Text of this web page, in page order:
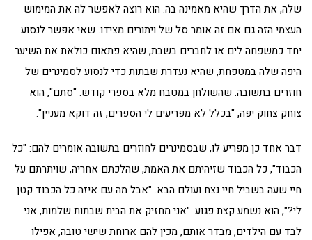
שלה, את הדרך שהיא מאמינה בה. הוא רוצה לאפשר לה את המימוש
העצמי הזה גם אם זה אומר סל של ויתורים מצידו. שאי אפשר לנסוע
יחד כמשפחה לים או לחברים בשבת, שהיא פתאום כולאת את השיער
היפה שלה במטפחת, שהיא נעדרת שבתות כדי לנסוע לסמינרים של
חוזרים בתשובה. שהשולחן במטבח מלא בספרי קודש. "סתם", הוא
צוחק צחוק יפה, "בכלל לא מפריעים לי הספרים, זה דוקא מעניין".
דבר אחד כן מפריע לו, שבסמינרים לחוזרים בתשובה אומרים להם: "כל
הכבוד", כל הכבוד שזיהיתם את האמת, שהלכתם אחריה, שויתרתם על
חיי שעה בשביל חיי נצח ועולם הבא. "אבל מה עם איזה כל הכבוד קטן
לי?", הוא נשמע קצת פגוע. "אני מחזיק את הבית שבתות שלמות, אני
לבד עם הילדים, מבדר אותם, מכין להם ארוחת שישי טובה, אפילו